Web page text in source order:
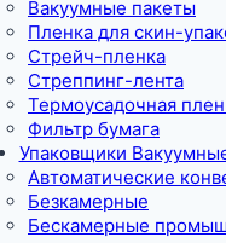
Вакуумные пакеты
Пленка для скин-
Стрейч-пленка
Стреппинг-лента
Термоусадочная
Фильтр бумага
Упаковщики
Автоматические
Безкамерные
Бескамерные